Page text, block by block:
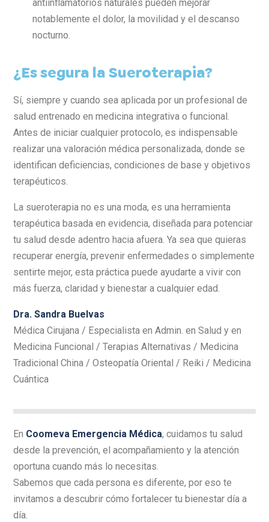
antiinflamatorios naturales pueden mejorar
notablemente el dolor, la movilidad y el descanso
nocturno.
¿Es segura la Sueroterapia?
Sí, siempre y cuando sea aplicada por un profesional de
salud entrenado en medicina integrativa o funcional.
Antes de iniciar cualquier protocolo, es indispensable
realizar una valoración médica personalizada, donde se
identifican deficiencias, condiciones de base y objetivos
terapéuticos.
La sueroterapia no es una moda, es una herramienta
terapéutica basada en evidencia, diseñada para potenciar
tu salud desde adentro hacia afuera. Ya sea que quieras
recuperar energía, prevenir enfermedades o simplemente
sentirte mejor, esta práctica puede ayudarte a vivir con
más fuerza, claridad y bienestar a cualquier edad.
Dra. Sandra Buelvas
Médica Cirujana / Especialista en Admin. en Salud y en
Medicina Funcional / Terapias Alternativas / Medicina
Tradicional China / Osteopatía Oriental / Reiki / Medicina
Cuántica
En Coomeva Emergencia Médica, cuidamos tu salud
desde la prevención, el acompañamiento y la atención
oportuna cuando más lo necesitas.
Sabemos que cada persona es diferente, por eso te
invitamos a descubrir cómo fortalecer tu bienestar día a
día.